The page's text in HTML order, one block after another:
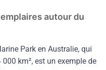
autour du
Park en Australie, qui
000 km², est un exemple de